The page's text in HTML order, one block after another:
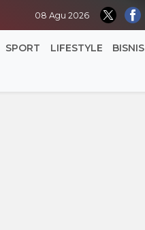
08 Agu 2026
SPORT LIFESTYLE BISNIS